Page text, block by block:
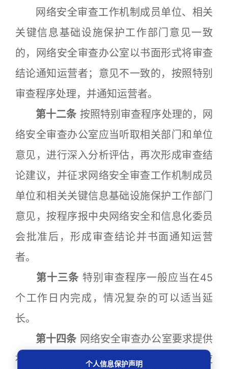
网络安全审查工作机制成员单位、相关
关键信息基础设施保护工作部门意见一致
的，网络安全审查办公室以书面形式将审查
结论通知运营者；意见不一致的，按照特别
审查程序处理，并通知运营者。
第十二条 按照特别审查程序处理的，网
络安全审查办公室应当听取相关部门和单位
意见，进行深入分析评估，再次形成审查结
论建议，并征求网络安全审查工作机制成员
单位和相关关键信息基础设施保护工作部门
意见，按程序报中央网络安全和信息化委员
会批准后，形成审查结论并书面通知运营
者。
第十三条 特别审查程序一般应当在45
个工作日内完成，情况复杂的可以适当延
长。
第十四条 网络安全审查办公室要求提供
补充材料的，运营者、产品和服务提供者应
个人信息保护声明